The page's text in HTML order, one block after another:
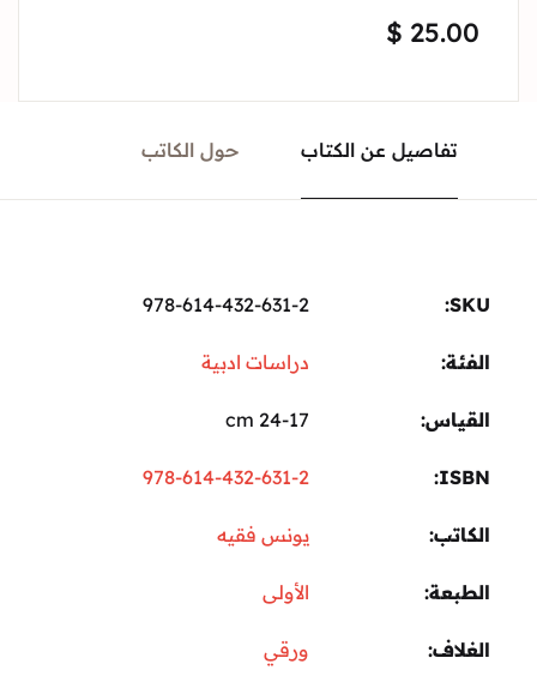
$ 25.00
تفاصيل عن الكتاب حول الكاتب
SKU:
978-614-432-631-2
الفئة: دراسات ادبية
القياس 24-17 cm
ISBN
978-614-432-631-2
الكاتب يونس فقيه
الطبعة الأولى
الغلاف ورقي